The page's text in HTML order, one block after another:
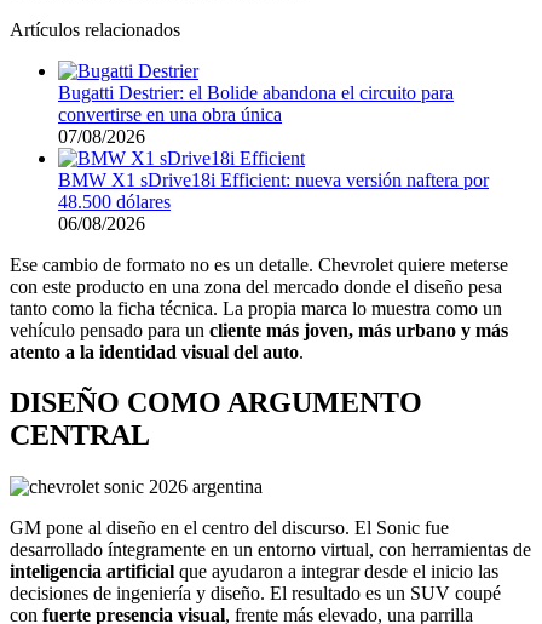
Artículos relacionados
Bugatti Destrier: el Bolide abandona el circuito para
convertirse en una obra única
07/08/2026
BMW X1 sDrive18i Efficient: nueva versión naftera por
48.500 dólares
06/08/2026
Ese cambio de formato no es un detalle. Chevrolet quiere meterse
con este producto en una zona del mercado donde el diseño pesa
tanto como la ficha técnica. La propia marca lo muestra como un
vehículo pensado para un cliente más joven, más urbano y más
atento a la identidad visual del auto.
DISEÑO COMO ARGUMENTO
CENTRAL
GM pone al diseño en el centro del discurso. El Sonic fue
desarrollado íntegramente en un entorno virtual, con herramientas de
inteligencia artificial que ayudaron a integrar desde el inicio las
decisiones de ingeniería y diseño. El resultado es un SUV coupé
con fuerte presencia visual, frente más elevado, una parrilla